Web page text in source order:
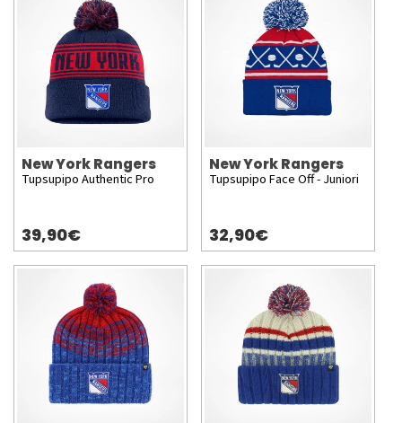
New York Rangers
Tupsupipo Authentic Pro
39,90€
New York Rangers
Tupsupipo Face Off - Juniori
32,90€